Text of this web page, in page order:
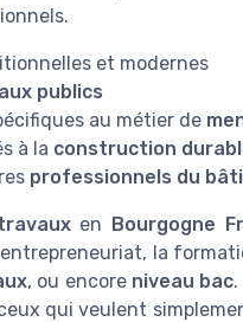
et modernes
publics
au métier de
à la construction
professionnels du
en Bourgogne
la
, ou encore niveau bac
qui veulent